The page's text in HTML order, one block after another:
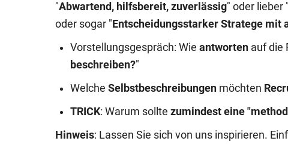
"Abwartend, hilfsbereit, zuverlässig" oder lieber "
oder sogar " Entscheidungsstarker Stratege mit
Vorstellungsgespräch: Wie antworten auf die
beschreiben?"
Welche Selbstbeschreibungen möchten
TRICK: Warum sollte zumindest eine
Hinweis: Lassen Sie sich von uns inspirieren.